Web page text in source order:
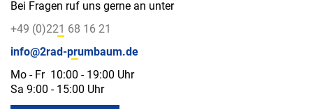
Bei Fragen ruf uns gerne an unter
+49 (0)221 68 16 21
info@2rad-prumbaum.de
Mo - Fr 10:00 - 19:00 Uhr
Sa 9:00 - 15:00 Uhr